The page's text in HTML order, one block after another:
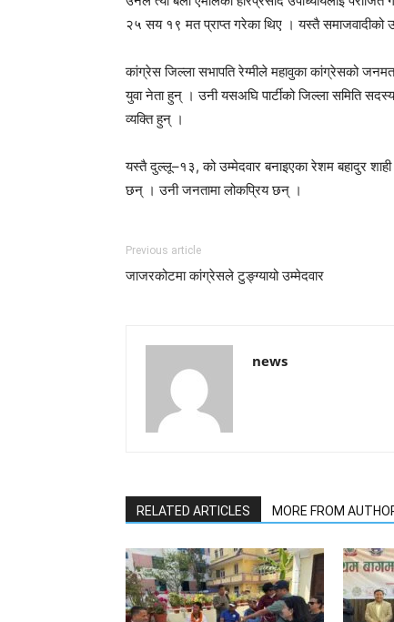
२५ सय १९ मत प्राप्त गरेका थिए । यस्तै समाजवादीको
कांग्रेस जिल्ला सभापति रेग्मीले महावुका कांग्रेसको
युवा नेता हुन् । उनी यसअघि पार्टीको जिल्ला समिति
व्यक्ति हुन् ।
यस्तै दुल्लू–१३, को उम्मेदवार बनाइएका रेशम बहादुर शाही
छन् । उनी जनतामा लोकप्रिय छन् ।
Previous article
जाजरकोटमा कांग्रेसले टुङ्ग्यायो उम्मेदवार
news
RELATED ARTICLES MORE FROM